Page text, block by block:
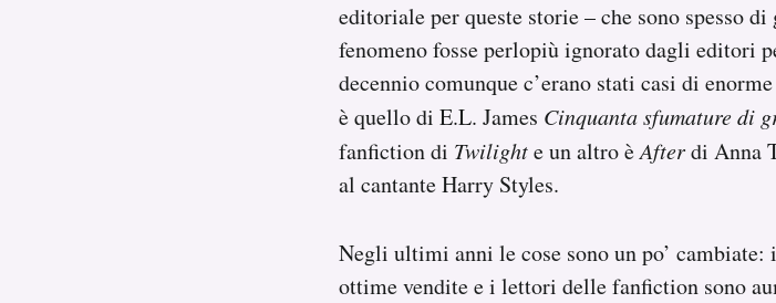
editoriale per queste storie – che sono spesso
fenomeno fosse perlopiù ignorato dagli editori
decennio comunque c’erano stati casi di
è quello di E.L. James Cinquanta sfumature di
fanfiction di Twilighte un altro èAfterdi Anna
al cantante Harry Styles.
Negli ultimi anni le cose sono un po’
ottime vendite e i lettori delle fanfiction sono